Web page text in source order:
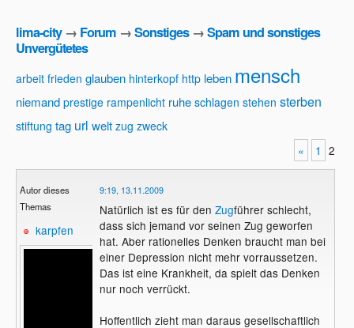
lima-city→ Forum →Sonstiges→Spam und sonstiges
Unvergütetes
arbeit frieden glauben hinterkopf http leben mensch
niemand prestige rampenlicht ruhe schlagen stehen sterben
stiftung tag url welt zug zweck
«
1 2
Autor dieses
Themas
karpfen
9:19, 13.11.2009
Natürlich ist es für den Zugführer schlecht,
dass sich jemand vor seinen Zug geworfen
hat. Aber rationelles Denken braucht man bei
einer Depression nicht mehr vorraussetzen.
Das ist eine Krankheit, da spielt das Denken
nur noch verrückt.
Hoffentlich zieht man daraus gesellschaftlich